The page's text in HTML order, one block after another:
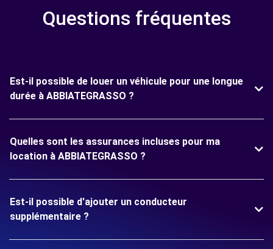
Questions fréquentes
Est-il possible de louer un véhicule pour une longue
durée à ABBIATEGRASSO ?
Quelles sont les assurances incluses pour ma
location à ABBIATEGRASSO ?
Est-il possible d'ajouter un conducteur
supplémentaire ?